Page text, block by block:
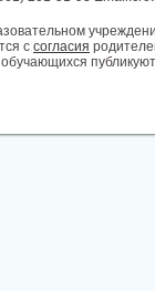
с согласия